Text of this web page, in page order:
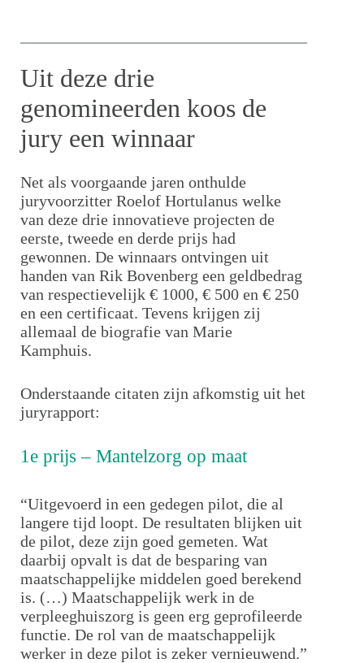
Uit deze drie
genomineerden koos de
jury een winnaar
Net als voorgaande jaren onthulde
juryvoorzitter Roelof Hortulanus welke
van deze drie innovatieve projecten de
eerste, tweede en derde prijs had
gewonnen. De winnaars ontvingen uit
handen van Rik Bovenberg een geldbedrag
van respectievelijk € 1000, € 500 en € 250
en een certificaat. Tevens krijgen zij
allemaal de biografie van Marie
Kamphuis.
Onderstaande citaten zijn afkomstig uit het
juryrapport:
1e prijs – Mantelzorg op maat
“Uitgevoerd in een gedegen pilot, die al
langere tijd loopt. De resultaten blijken uit
de pilot, deze zijn goed gemeten. Wat
daarbij opvalt is dat de besparing van
maatschappelijke middelen goed berekend
is. (…) Maatschappelijk werk in de
verpleeghuiszorg is geen erg geprofileerde
functie. De rol van de maatschappelijk
werker in deze pilot is zeker vernieuwend.”